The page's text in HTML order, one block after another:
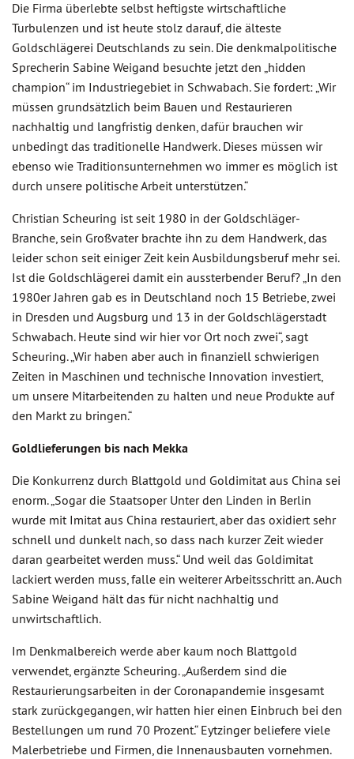
Die Firma überlebte selbst heftigste wirtschaftliche
Turbulenzen und ist heute stolz darauf, die älteste
Goldschlägerei Deutschlands zu sein. Die denkmalpolitische
Sprecherin Sabine Weigand besuchte jetzt den „hidden
champion“ im Industriegebiet in Schwabach. Sie fordert: „Wir
müssen grundsätzlich beim Bauen und Restaurieren
nachhaltig und langfristig denken, dafür brauchen wir
unbedingt das traditionelle Handwerk. Dieses müssen wir
ebenso wie Traditionsunternehmen wo immer es möglich ist
durch unsere politische Arbeit unterstützen.“
Christian Scheuring ist seit 1980 in der Goldschläger-
Branche, sein Großvater brachte ihn zu dem Handwerk, das
leider schon seit einiger Zeit kein Ausbildungsberuf mehr sei.
Ist die Goldschlägerei damit ein aussterbender Beruf? „In den
1980er Jahren gab es in Deutschland noch 15 Betriebe, zwei
in Dresden und Augsburg und 13 in der Goldschlägerstadt
Schwabach. Heute sind wir hier vor Ort noch zwei“, sagt
Scheuring. „Wir haben aber auch in finanziell schwierigen
Zeiten in Maschinen und technische Innovation investiert,
um unsere Mitarbeitenden zu halten und neue Produkte auf
den Markt zu bringen.“
Goldlieferungen bis nach Mekka
Die Konkurrenz durch Blattgold und Goldimitat aus China sei
enorm. „Sogar die Staatsoper Unter den Linden in Berlin
wurde mit Imitat aus China restauriert, aber das oxidiert sehr
schnell und dunkelt nach, so dass nach kurzer Zeit wieder
daran gearbeitet werden muss.“ Und weil das Goldimitat
lackiert werden muss, falle ein weiterer Arbeitsschritt an. Auch
Sabine Weigand hält das für nicht nachhaltig und
unwirtschaftlich.
Im Denkmalbereich werde aber kaum noch Blattgold
verwendet, ergänzte Scheuring. „Außerdem sind die
Restaurierungsarbeiten in der Coronapandemie insgesamt
stark zurückgegangen, wir hatten hier einen Einbruch bei den
Bestellungen um rund 70 Prozent.“ Eytzinger beliefere viele
Malerbetriebe und Firmen, die Innenausbauten vornehmen.